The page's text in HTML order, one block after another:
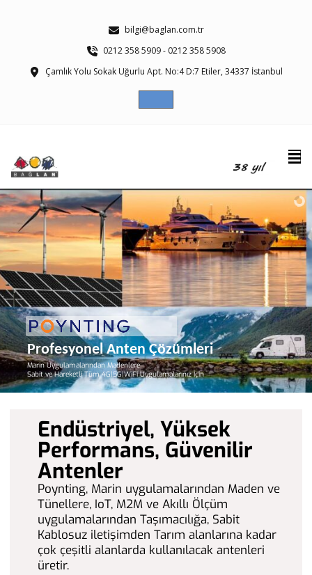
bilgi@baglan.com.tr
0212 358 5909 - 0212 358 5908
Çamlık Yolu Sokak Uğurlu Apt. No:4 D:7 Etiler, 34337 İstanbul
Profesyonel Anten Çözümleri
Marin Uygulamalarından Madenlere
Sabit ve Hareketli Tüm 4G|5G|WiFi Uygulamalarınız İçin
Endüstriyel, Yüksek
Performans, Güvenilir
Antenler
Poynting, Marin uygulamalarından Maden ve
Tünellere, IoT, M2M ve Akıllı Ölçüm
uygulamalarından Taşımacılığa, Sabit
Kablosuz iletişimden Tarım alanlarına kadar
çok çeşitli alanlarda kullanılacak antenleri
üretir.